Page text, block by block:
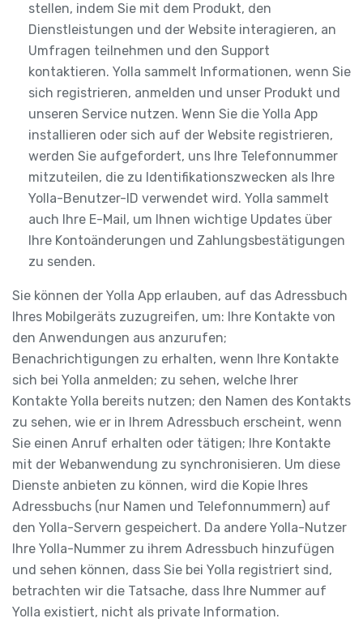
stellen, indem Sie mit dem Produkt, den
Dienstleistungen und der Website interagieren, an
Umfragen teilnehmen und den Support
kontaktieren. Yolla sammelt Informationen, wenn Sie
sich registrieren, anmelden und unser Produkt und
unseren Service nutzen. Wenn Sie die Yolla App
installieren oder sich auf der Website registrieren,
werden Sie aufgefordert, uns Ihre Telefonnummer
mitzuteilen, die zu Identifikationszwecken als Ihre
Yolla-Benutzer-ID verwendet wird. Yolla sammelt
auch Ihre E-Mail, um Ihnen wichtige Updates über
Ihre Kontoänderungen und Zahlungsbestätigungen
zu senden.
Sie können der Yolla App erlauben, auf das Adressbuch
Ihres Mobilgeräts zuzugreifen, um: Ihre Kontakte von
den Anwendungen aus anzurufen;
Benachrichtigungen zu erhalten, wenn Ihre Kontakte
sich bei Yolla anmelden; zu sehen, welche Ihrer
Kontakte Yolla bereits nutzen; den Namen des Kontakts
zu sehen, wie er in Ihrem Adressbuch erscheint, wenn
Sie einen Anruf erhalten oder tätigen; Ihre Kontakte
mit der Webanwendung zu synchronisieren. Um diese
Dienste anbieten zu können, wird die Kopie Ihres
Adressbuchs (nur Namen und Telefonnummern) auf
den Yolla-Servern gespeichert. Da andere Yolla-Nutzer
Ihre Yolla-Nummer zu ihrem Adressbuch hinzufügen
und sehen können, dass Sie bei Yolla registriert sind,
betrachten wir die Tatsache, dass Ihre Nummer auf
Yolla existiert, nicht als private Information.